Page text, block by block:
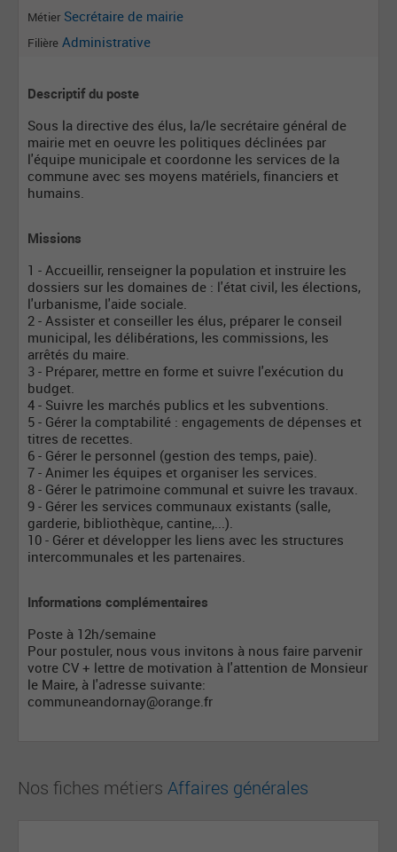
Métier Secrétaire de mairie
Filière Administrative
Descriptif du poste
Sous la directive des élus, la/le secrétaire général de
mairie met en oeuvre les politiques déclinées par
l'équipe municipale et coordonne les services de la
commune avec ses moyens matériels, financiers et
humains.
Missions
1 - Accueillir, renseigner la population et instruire les
dossiers sur les domaines de : l'état civil, les élections,
l'urbanisme, l'aide sociale.
2 - Assister et conseiller les élus, préparer le conseil
municipal, les délibérations, les commissions, les
arrêtés du maire.
3 - Préparer, mettre en forme et suivre l'exécution du
budget.
4 - Suivre les marchés publics et les subventions.
5 - Gérer la comptabilité : engagements de dépenses et
titres de recettes.
6 - Gérer le personnel (gestion des temps, paie).
7 - Animer les équipes et organiser les services.
8 - Gérer le patrimoine communal et suivre les travaux.
9 - Gérer les services communaux existants (salle,
garderie, bibliothèque, cantine,...).
10 - Gérer et développer les liens avec les structures
intercommunales et les partenaires.
Informations complémentaires
Poste à 12h/semaine
Pour postuler, nous vous invitons à nous faire parvenir
votre CV + lettre de motivation à l'attention de Monsieur
le Maire, à l'adresse suivante:
communeandornay@orange.fr
Nos fiches métiers Affaires générales